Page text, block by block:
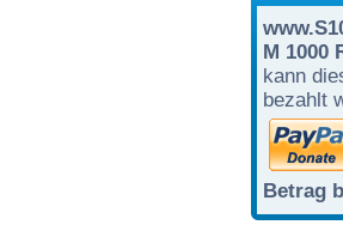
M 1000
kann
bezahlt
Betrag